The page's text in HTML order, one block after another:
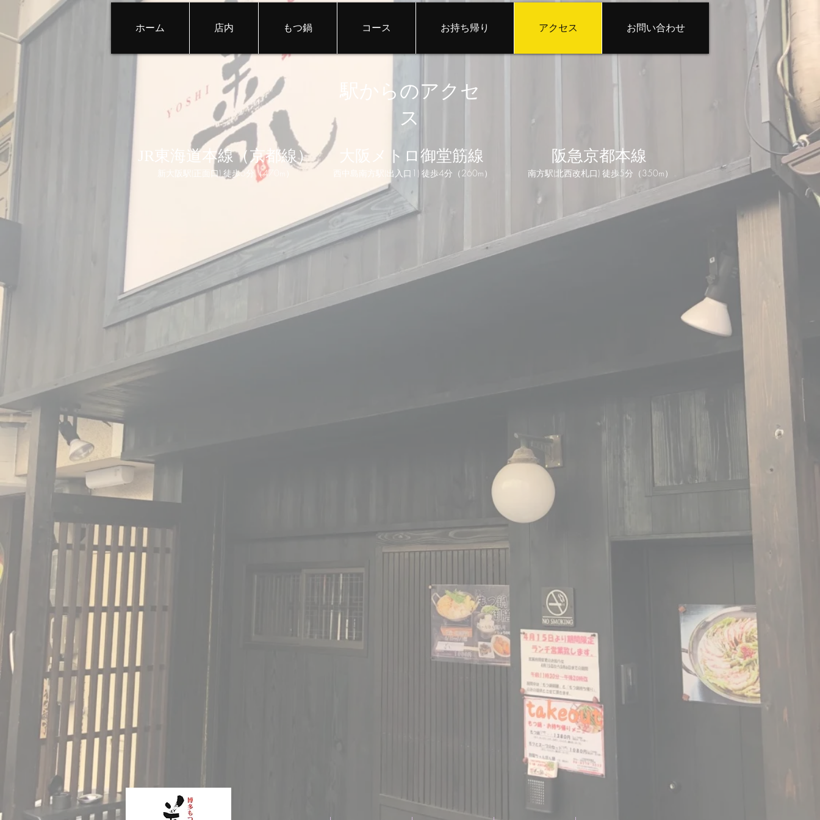
ホーム 店内 もつ鍋 コース お持ち帰り アクセス お問い合わせ
駅からのアクセ
ス
JR東海道本線（京都線）
新大阪駅(正面口) 徒歩6分（470m）
大阪メトロ御堂筋線
西中島南方駅(出入口1) 徒歩4分（260m）
​阪急京都本線
南方駅(北西改札口) 徒歩5分（350m）